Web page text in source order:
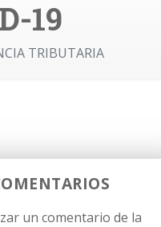
19
TRIBUTARIA
un comentario de la